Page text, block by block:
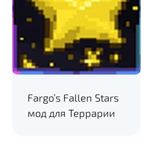
Fargo’s Fallen Stars
мод для Террарии